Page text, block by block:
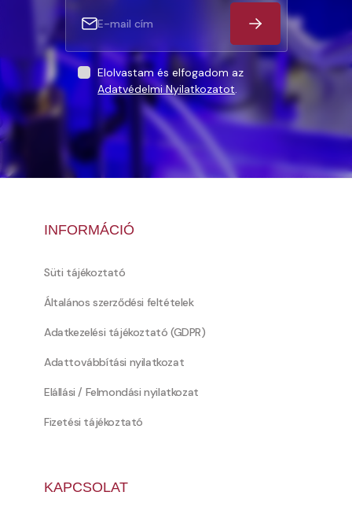
Elolvastam és elfogadom az
Adatvédelmi Nyilatkozatot.
INFORMÁCIÓ
Süti tájékoztató
Általános szerződési feltételek
Adatkezelési tájékoztató (GDPR)
Adattovábbítási nyilatkozat
Elállási / Felmondási nyilatkozat
Fizetési tájékoztató
KAPCSOLAT